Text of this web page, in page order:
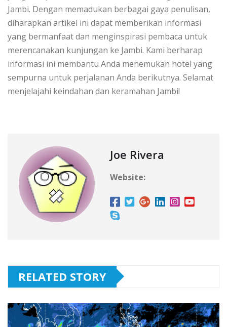
Jambi. Dengan memadukan berbagai gaya penulisan,
diharapkan artikel ini dapat memberikan informasi
yang bermanfaat dan menginspirasi pembaca untuk
merencanakan kunjungan ke Jambi. Kami berharap
informasi ini membantu Anda menemukan hotel yang
sempurna untuk perjalanan Anda berikutnya. Selamat
menjelajahi keindahan dan keramahan Jambi!
Joe Rivera
Website:
RELATED STORY